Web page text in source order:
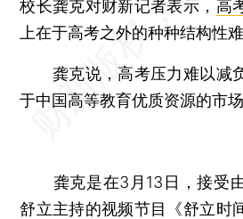
校长龚克对财新记者表示， 高
上在于高考之外的种种结构性难
龚克说，高考压力难以减
于中国高等教育优质资源的市场
龚克是在3月13日，接受由
舒立主持的视频节目《舒立时